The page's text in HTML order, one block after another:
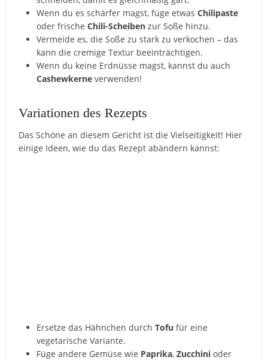
Wenn du es schärfer magst, füge etwasChilipaste
oder frischeChili-Scheiben zur Soße hinzu.
Vermeide es, die Soße zu stark zu verkochen – das
kann die cremige Textur beeinträchtigen.
Wenn du keine Erdnüsse magst, kannst du auch
Cashewkerne verwenden!
Variationen des Rezepts
Das Schöne an diesem Gericht ist die Vielseitigkeit! Hier
einige Ideen, wie du das Rezept abändern kannst:
Ersetze das Hähnchen durchTofu für eine
vegetarische Variante.
Füge andere Gemüse wie Paprika,Zucchini oder